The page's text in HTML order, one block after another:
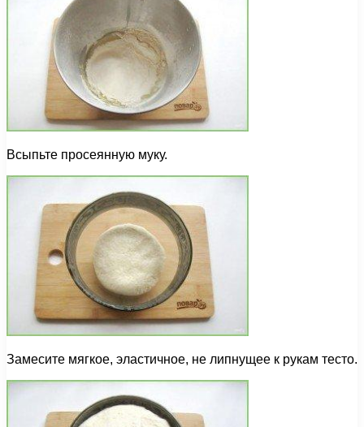
Всыпьте просеянную муку.
Замесите мягкое, эластичное, не липнущее к рукам тесто.